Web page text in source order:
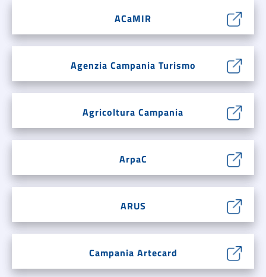
ACaMIR
Agenzia Campania Turismo
Agricoltura Campania
ArpaC
ARUS
Campania Artecard